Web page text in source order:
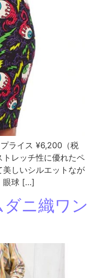
ライス ¥6,200（税
レッチ性に優れたペ
しいシルエットなが
眼球 […]
ニ織ワン